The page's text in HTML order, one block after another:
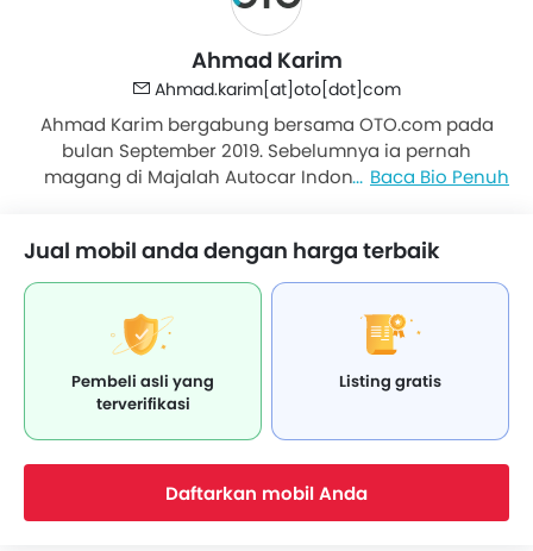
Ahmad Karim
Ahmad.karim[at]oto[dot]com
Ahmad Karim bergabung bersama OTO.com pada
bulan September 2019. Sebelumnya ia pernah
magang di Majalah Autocar Indonesia, kemudian
bersama OTO. Penampilannya yang unik dengan
rambut kribo dan dandanan era Flower Generation,
bikin Karim mudah dikenali. Sehari-hari ia
mengandalkan transportasi umum untuk wara-wiri.
Tapi di garasinya tersimpan sebuah BMW E30 rakitan
Baca Bio Penuh
Jual mobil anda dengan harga terbaik
Pembeli asli yang
terverifikasi
Listing gratis
Daftarkan mobil Anda